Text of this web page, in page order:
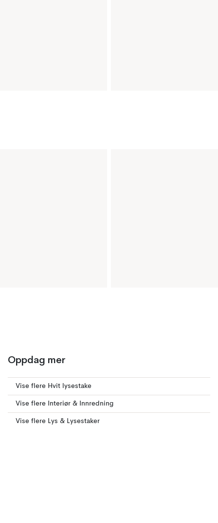
Oppdag mer
Vise flere Hvit lysestake
Vise flere Interiør & Innredning
Vise flere Lys & Lysestaker